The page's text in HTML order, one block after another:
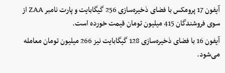
آیفون 17 پرومکس با فضای ذخیره‌سازی 256 گیگابایت و پارت نامبر ZAA از
سوی فروشندگان 415 میلیون تومان قیمت خورده است.
آیفون 16 با فضای ذخیره‌سازی 128 گیگابایت نیز 266 میلیون تومان معامله
می‌شود.